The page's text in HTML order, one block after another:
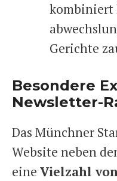
kombiniert
Gerichte
Besondere
Newsletter-
Das Münchner
Website neben
eine Vielzahl